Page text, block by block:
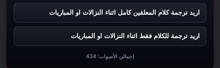
اريد ترجمة كلام المعلقين كامل اثناء النزالات او المباريات
اريد ترجمة للكلام فقط اثناء النزالات او المباريات
إجمالي الأصوات: 434